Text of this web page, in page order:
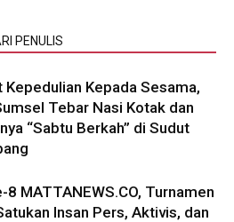
PENULIS
Kepedulian Kepada Sesama,
Tebar Nasi Kotak dan
“Sabtu Berkah” di Sudut
8 MATTANEWS.CO, Turnamen
Insan Pers, Aktivis, dan